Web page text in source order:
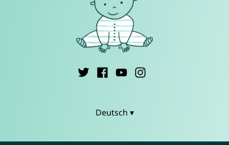
Deutsch ▾